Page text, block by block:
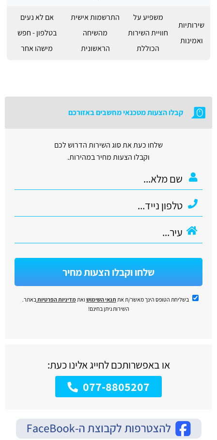
שירותיות
ואמינות
משפיע על
חוויית השירות
הכוללת
התרשמות אישית
מהשיחה
הראשונית
אם לא נעים
בטלפון - חפש
מישהו אחר
קבלו הצעות מטכנאי מחשבים באזורכם
שלחו כעת את סוג השירות הדרוש לכם
וקבלו הצעות מחיר במהירות.
שלחו וקבלו הצעות מחיר
בשליחת הטופס הינך מאשר/ת את תנאי השימוש ואתמדיניות הפרטיותבאתר.
השירות ניתן בחינם!
או באפשרותכם לחייג אלינו כעת:
077-8805207